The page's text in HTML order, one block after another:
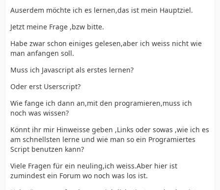
Auserdem möchte ich es lernen,das ist mein Hauptziel.
Jetzt meine Frage ,bzw bitte.
Habe zwar schon einiges gelesen,aber ich weiss nicht wie
man anfangen soll.
Muss ich Javascript als erstes lernen?
Oder erst Userscript?
Wie fange ich dann an,mit den programieren,muss ich
noch was wissen?
Könnt ihr mir Hinweisse geben ,Links oder sowas ,wie ich es
am schnellsten lerne und wie man so ein Programiertes
Script benutzen kann?
Viele Fragen für ein neuling,ich weiss.Aber hier ist
zumindest ein Forum wo noch was los ist.